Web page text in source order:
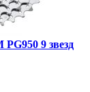
9 звезд